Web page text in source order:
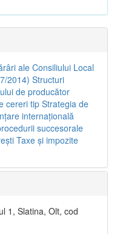
ale Consiliului Local
2014) Structuri
de producător
cereri tipStrategia de
internaţională
succesorale
Taxe şi impozite
1, Slatina, Olt, cod